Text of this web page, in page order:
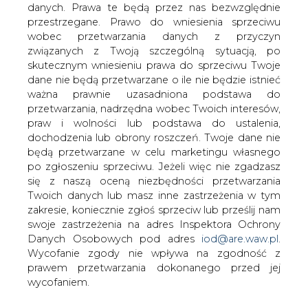
danych. Prawa te będą przez nas bezwzględnie
przestrzegane. Prawo do wniesienia sprzeciwu
wobec przetwarzania danych z przyczyn
związanych z Twoją szczególną sytuacją, po
skutecznym wniesieniu prawa do sprzeciwu Twoje
dane nie będą przetwarzane o ile nie będzie istnieć
ważna prawnie uzasadniona podstawa do
przetwarzania, nadrzędna wobec Twoich interesów,
praw i wolności lub podstawa do ustalenia,
dochodzenia lub obrony roszczeń. Twoje dane nie
będą przetwarzane w celu marketingu własnego
po zgłoszeniu sprzeciwu. Jeżeli więc nie zgadzasz
się z naszą oceną niezbędności przetwarzania
Twoich danych lub masz inne zastrzeżenia w tym
zakresie, koniecznie zgłoś sprzeciw lub prześlij nam
swoje zastrzeżenia na adres Inspektora Ochrony
Danych Osobowych pod adres iod@are.waw.pl
Wycofanie zgody nie wpływa na zgodność z
prawem przetwarzania dokonanego przed jej
wycofaniem.
Europejska solidarność jest
najważniejsza dla niezależności
energetycznej UE - powiedział w środę
w Gdańsku premier Donald Tusk. Cieszę
się, że o tej solidarności rozmawiamy
także w wymiarze transatlantyckim -
dodał, nawiązując do szczytu UE-USA w
Brukseli.
Tusk brał udział w uroczystości wmurowania kamienia
węgielnego pod budowę nowego terminala naftowego
w Gdańsku, powstającego dla państwowej spółki PERN.
Terminal ze zbiornikami o planowanej pojemności 697
tys. m sześc. powstaje w gdańskim Porcie Północnym i
będzie przeznaczony m.in. do przeładunku i składowania
ropy oraz paliw. Jest to pierwsza tego typu inwestycja w
Polsce.
Szef rządu podkreślał, że terminal jest jedną z podstaw